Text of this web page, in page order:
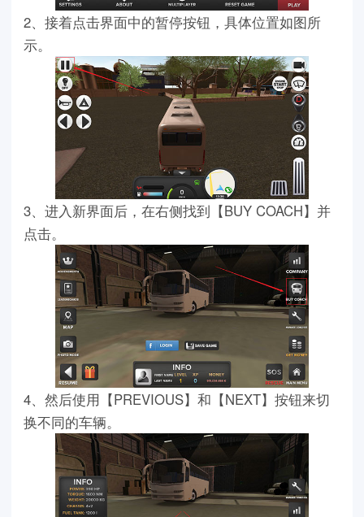
2、接着点击界面中的暂停按钮，具体位置如图所
示。
3、进入新界面后，在右侧找到【BUY COACH】并
点击。
4、然后使用【PREVIOUS】和【NEXT】按钮来切
换不同的车辆。